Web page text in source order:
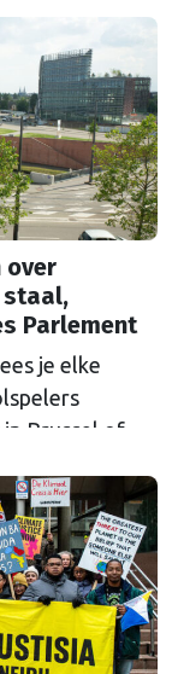
over
staal,
Parlement
je elke
in Brussel of